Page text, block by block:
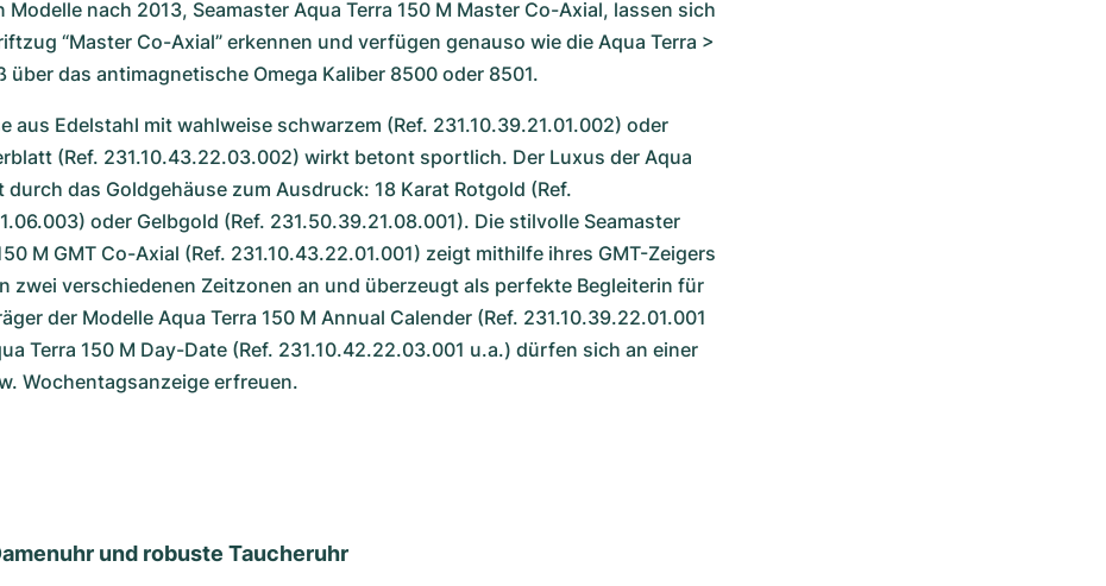
Modelle nach 2013, Seamaster Aqua Terra 150 M Master Co-Axial, lassen sich
“Master Co-Axial” erkennen und verfügen genauso wie die Aqua Terra >
über das antimagnetische Omega Kaliber 8500 oder 8501.
aus Edelstahl mit wahlweise schwarzem (Ref. 231.10.39.21.01.002) oder
(Ref. 231.10.43.22.03.002) wirkt betont sportlich. Der Luxus der Aqua
durch das Goldgehäuse zum Ausdruck: 18 Karat Rotgold (Ref.
oder Gelbgold (Ref. 231.50.39.21.08.001). Die stilvolle Seamaster
M GMT Co-Axial (Ref. 231.10.43.22.01.001) zeigt mithilfe ihres GMT-Zeigers
zwei verschiedenen Zeitzonen an und überzeugt als perfekte Begleiterin für
der Modelle Aqua Terra 150 M Annual Calender (Ref. 231.10.39.22.01.001
Terra 150 M Day-Date (Ref. 231.10.42.22.03.001 u.a.) dürfen sich an einer
Wochentagsanzeige erfreuen.
und robuste Taucheruhr